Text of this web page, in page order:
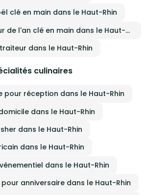
clé en main dans le Haut-Rhin
Menu traiteur jour de l'an clé en main dans le Haut-Rhin
dans le Haut-Rhin
culinaires
pour réception dans le Haut-Rhin
dans le Haut-Rhin
dans le Haut-Rhin
dans le Haut-Rhin
dans le Haut-Rhin
anniversaire dans le Haut-Rhin